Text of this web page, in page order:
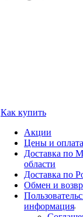
Как купить
Акции
Цены и оплата
Доставка по
области
Доставка по
Обмен и
информация